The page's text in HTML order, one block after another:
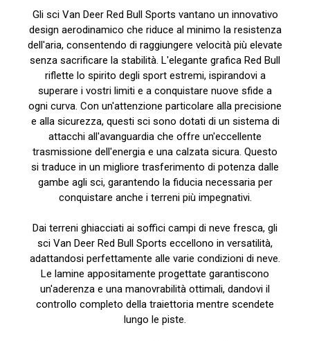
Gli sci Van Deer Red Bull Sports vantano un innovativo
design aerodinamico che riduce al minimo la resistenza
dell'aria, consentendo di raggiungere velocità più elevate
senza sacrificare la stabilità. L'elegante grafica Red Bull
riflette lo spirito degli sport estremi, ispirandovi a
superare i vostri limiti e a conquistare nuove sfide a
ogni curva. Con un'attenzione particolare alla precisione
e alla sicurezza, questi sci sono dotati di un sistema di
attacchi all'avanguardia che offre un'eccellente
trasmissione dell'energia e una calzata sicura. Questo
si traduce in un migliore trasferimento di potenza dalle
gambe agli sci, garantendo la fiducia necessaria per
conquistare anche i terreni più impegnativi.
Dai terreni ghiacciati ai soffici campi di neve fresca, gli
sci Van Deer Red Bull Sports eccellono in versatilità,
adattandosi perfettamente alle varie condizioni di neve.
Le lamine appositamente progettate garantiscono
un'aderenza e una manovrabilità ottimali, dandovi il
controllo completo della traiettoria mentre scendete
lungo le piste.